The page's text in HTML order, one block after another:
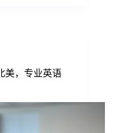
美，专业英语